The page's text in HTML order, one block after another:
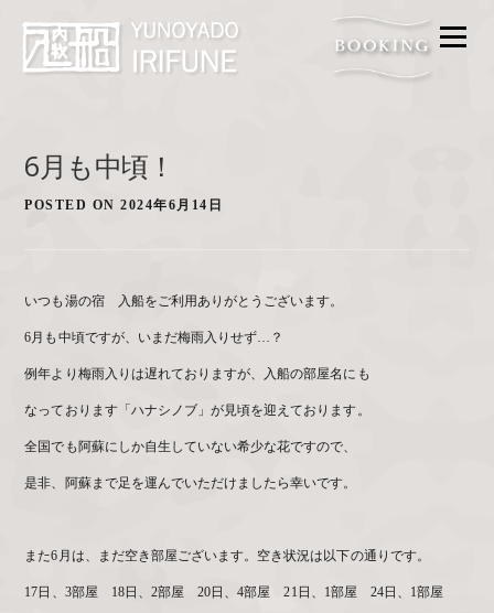
メニ
6月も中頃！
POSTED ON2024年6月14日
いつも湯の宿 入船をご利用ありがとうございます。
6月も中頃ですが、いまだ梅雨入りせず…？
例年より梅雨入りは遅れておりますが、入船の部屋名にも
なっております「ハナシノブ」が見頃を迎えております。
全国でも阿蘇にしか自生していない希少な花ですので、
是非、阿蘇まで足を運んでいただけましたら幸いです。
また6月は、まだ空き部屋ございます。空き状況は以下の通りです。
17日、3部屋 18日、2部屋 20日、4部屋 21日、1部屋 24日、1部屋